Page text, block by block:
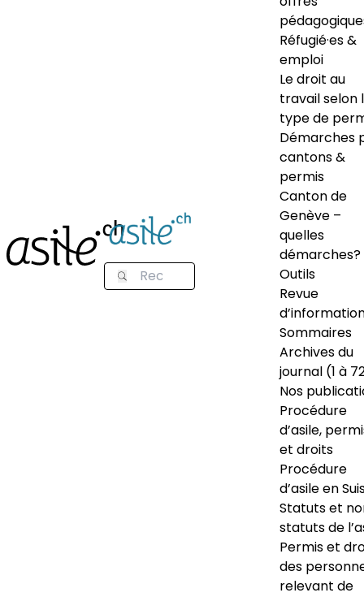
Réfugié·es &
emploi
Le droit au
travail selon
type de
Démarches
cantons &
permis
Canton de
Genève –
quelles
démarches?
Outils
Revue
Sommaires
Archives du
journal (1 à
Nos
Procédure
d’asile,
et droits
Procédure
d’asile en
Statuts et
statuts de
Permis et
des
relevant de